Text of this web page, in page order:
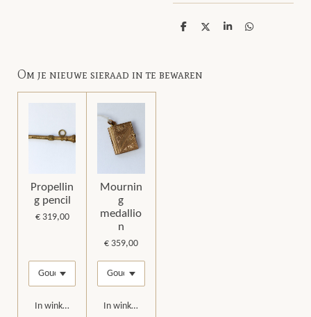
D
D
S
D
Om je nieuwe sieraad in te bewaren
Propellin
g pencil
€ 319,00
In winkelwagen
Mournin
g
medallio
n
€ 359,00
In winkelwagen